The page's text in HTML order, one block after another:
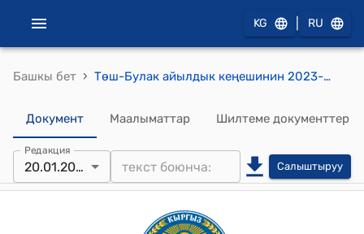
KG RU
Башкы бет › Төш-Булак айылдык кеңешинин 2023-жылы 20-январындагы № 28-14/6 "2023-жылдын бюджетин бекитүү жөнүндө, 2024-2025-жылдарга кирешелердин прогнозу жана 2023-жылдын чыгашалардан ашкан ашыкча кирешелерди бөлүштүрүү (эркин баланс)" токтому
Документ Маалыматтар Шилтеме документтер
Редакция
20.01.2023 Салыштыруу